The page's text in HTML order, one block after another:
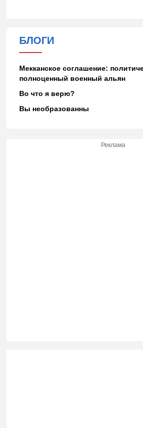
БЛОГИ
Мекканское соглашение:
полноценный военный альян
Во что я верю?
Вы необразованны
Реклама